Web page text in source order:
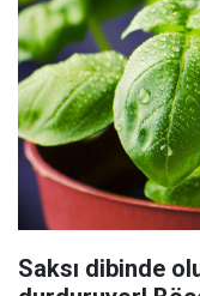
Saksı dibinde